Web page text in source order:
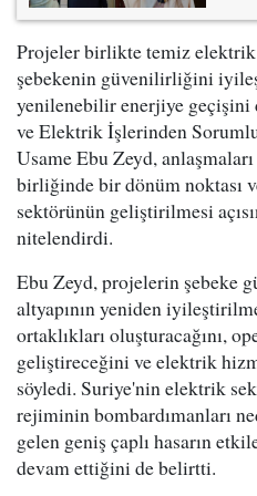
Projeler birlikte temiz elektrik
şebekenin güvenilirliğini
yenilenebilir enerjiye geçişini
ve Elektrik İşlerinden
Usame Ebu Zeyd,
birliğinde bir dönüm noktası
sektörünün geliştirilmesi
nitelendirdi.
Ebu Zeyd, projelerin şebeke
altyapının yeniden
ortaklıkları oluşturacağını,
geliştireceğini ve elektrik
söyledi. Suriye'nin elektrik
rejiminin bombardımanları
gelen geniş çaplı hasarın
devam ettiğini de belirtti.